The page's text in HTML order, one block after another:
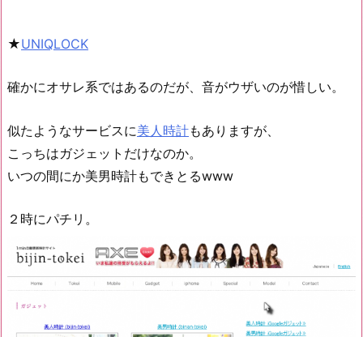
★UNIQLOCK
確かにオサレ系ではあるのだが、音がウザいのが惜しい。
似たようなサービスに美人時計もありますが、
こっちはガジェットだけなのか。
いつの間にか美男時計もできとるwww
２時にパチリ。